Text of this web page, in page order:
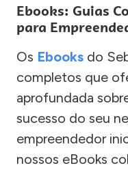
Ebooks: Guias
para
Os Ebooks do
completos que
aprofundada
sucesso do seu
empreendedor
nossos eBooks